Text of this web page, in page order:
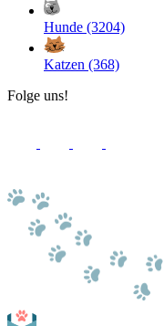
Hunde (3204)
Katzen (368)
Folge uns!